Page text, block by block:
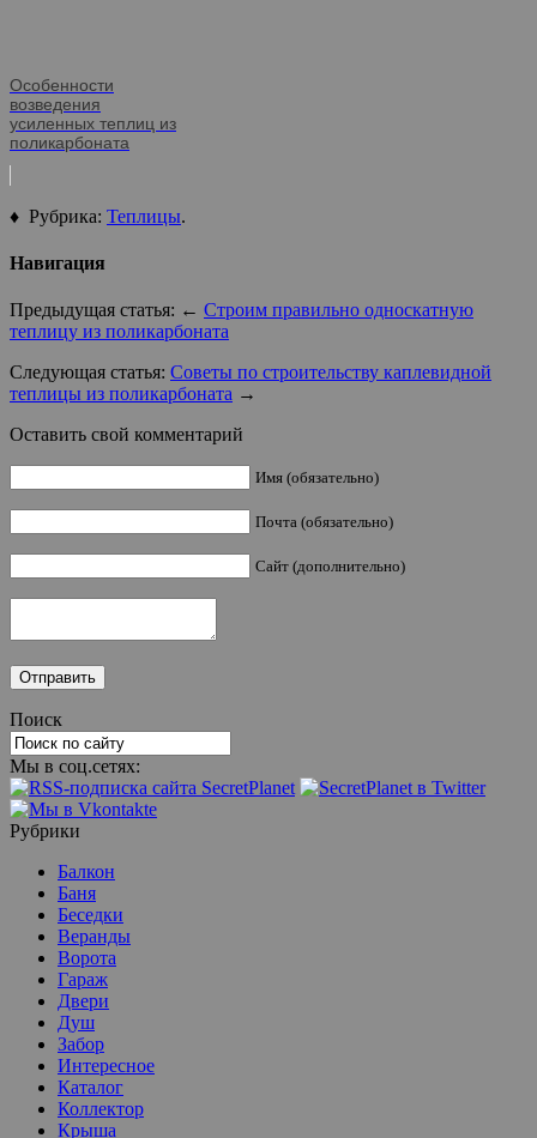
Особенности
возведения
усиленных теплиц из
поликарбоната
♦ Рубрика: Теплицы.
Навигация
Предыдущая статья: ← Строим правильно односкатную
теплицу из поликарбоната
Следующая статья: Советы по строительству каплевидной
теплицы из поликарбоната →
Оставить свой комментарий
Имя (обязательно)
Почта (обязательно)
Сайт (дополнительно)
Поиск
Мы в соц.сетях:
Рубрики
Балкон
Баня
Беседки
Веранды
Ворота
Гараж
Двери
Душ
Забор
Интересное
Каталог
Коллектор
Крыша